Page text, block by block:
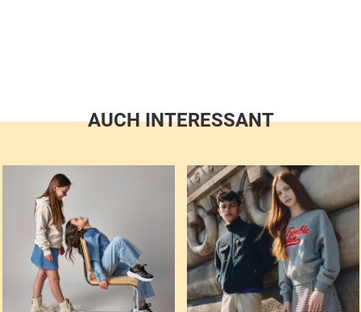
AUCH INTERESSANT